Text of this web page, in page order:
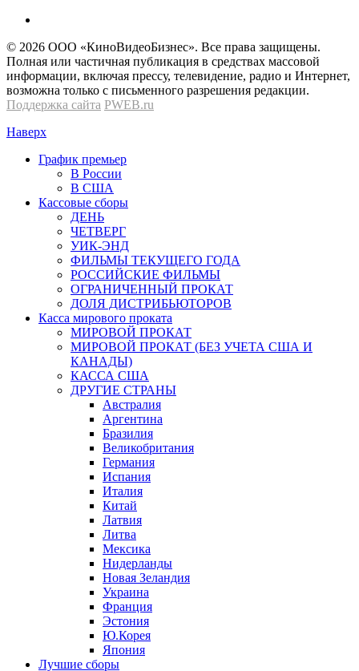
© 2026 OOО «КиноВидеоБизнес». Все права защищены.
Полная или частичная публикация в средствах массовой
информации, включая прессу, телевидение, радио и Интернет,
возможна только с письменного разрешения редакции.
Поддержка сайта PWEB.ru
Наверх
График премьер
В России
В США
Кассовые сборы
ДЕНЬ
ЧЕТВЕРГ
УИК-ЭНД
ФИЛЬМЫ ТЕКУЩЕГО ГОДА
РОССИЙСКИЕ ФИЛЬМЫ
ОГРАНИЧЕННЫЙ ПРОКАТ
ДОЛЯ ДИСТРИБЬЮТОРОВ
Касса мирового проката
МИРОВОЙ ПРОКАТ
МИРОВОЙ ПРОКАТ (БЕЗ УЧЕТА США И
КАНАДЫ)
КАССА США
ДРУГИЕ СТРАНЫ
Австралия
Аргентина
Бразилия
Великобритания
Германия
Испания
Италия
Китай
Латвия
Литва
Мексика
Нидерланды
Новая Зеландия
Украина
Франция
Эстония
Ю.Корея
Япония
Лучшие сборы